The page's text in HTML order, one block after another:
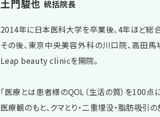
土門駿也 統括院長
2014年に日本医科大学を卒業後、4年ほど総
その後、東京中央美容外科の川口院、高田馬
Leap beauty clinicを開院。
「医療とは患者様のQOL（生活の質）を100点
医療観のもと、クマとり・二重埋没・脂肪吸引の